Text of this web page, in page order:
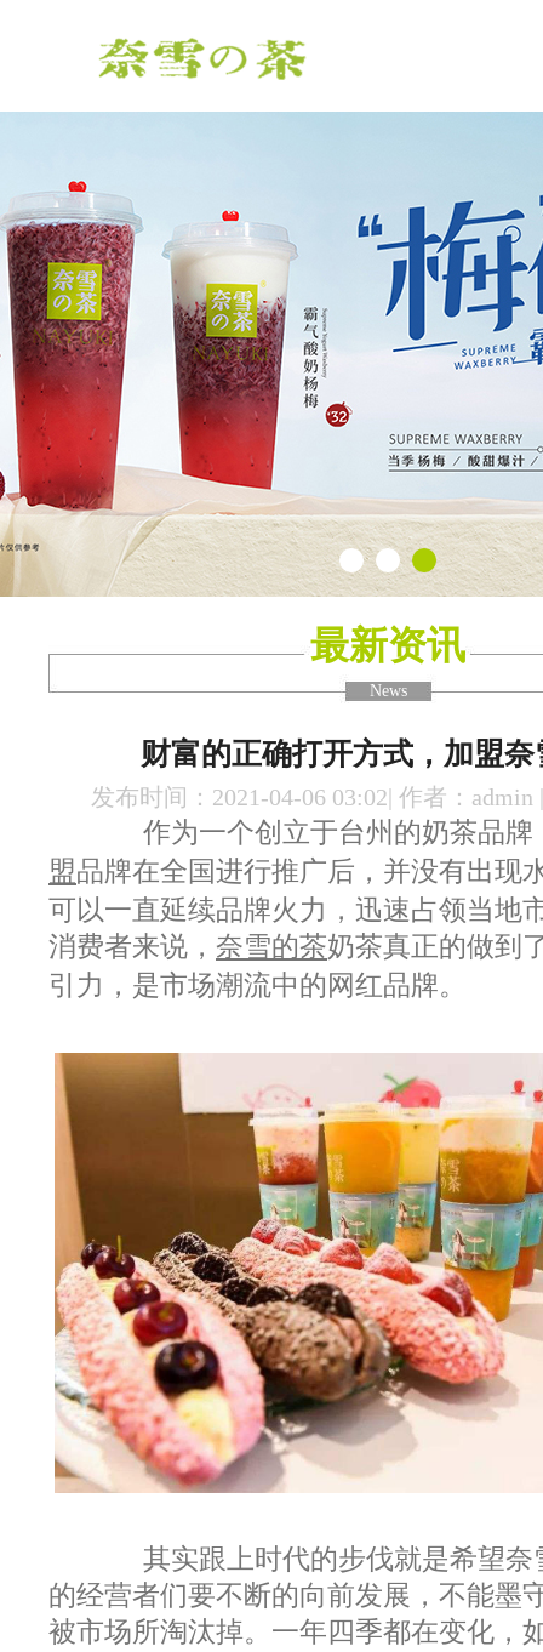
最新资讯
News
财富的正确打开方式，加盟
发布时间：2021-04-06 03:02| 作者：admin
作为一个创立于台州的奶茶品牌
盟品牌在全国进行推广后，并没有出现
可以一直延续品牌火力，迅速占领当地
消费者来说， 奈雪的茶奶茶真正的做到
引力，是市场潮流中的网红品牌。
其实跟上时代的步伐就是希望奈
的经营者们要不断的向前发展，不能墨
被市场所淘汰掉。一年四季都在变化，